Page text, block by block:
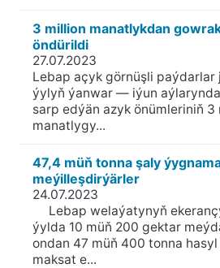
3 million manatlykdan
öndürildi
27.07.2023
Lebap açyk görnüşli paýdarlar
ýylyň ýanwar — iýun
sarp edýän azyk önümleriniň 3
manatlygy...
47,4 müň tonna şaly
meýilleşdirýärler
24.07.2023
Lebap welaýatynyň
ýylda 10 müň 200 gektar
ondan 47 müň 400 tonna
maksat e...